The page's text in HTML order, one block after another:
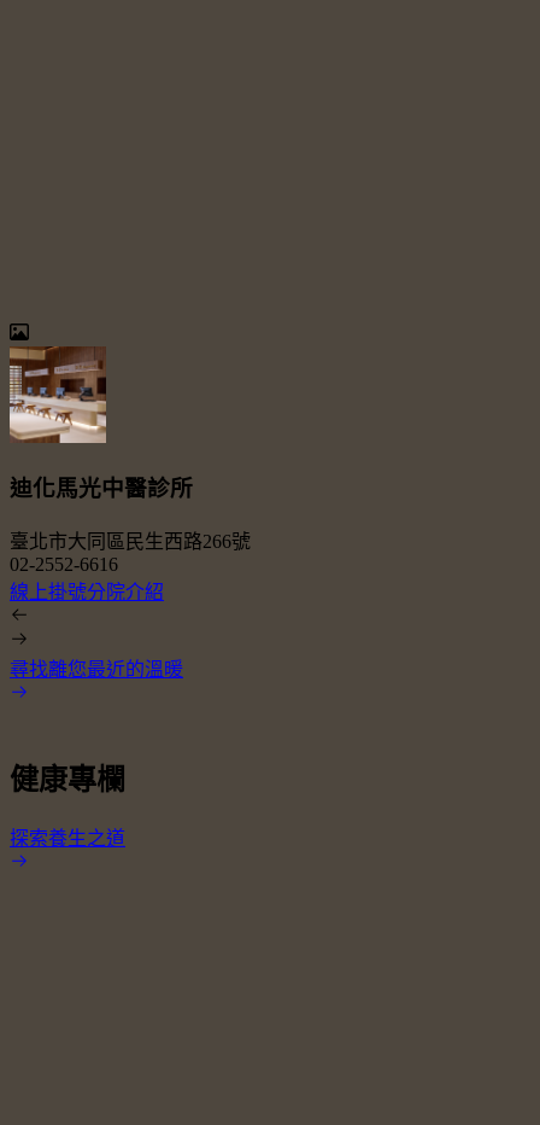
迪化馬光中醫診所
臺北市大同區民生西路266號
02-2552-6616
線上掛號分院介紹
尋找離您最近的溫暖
健康專欄
探索養生之道